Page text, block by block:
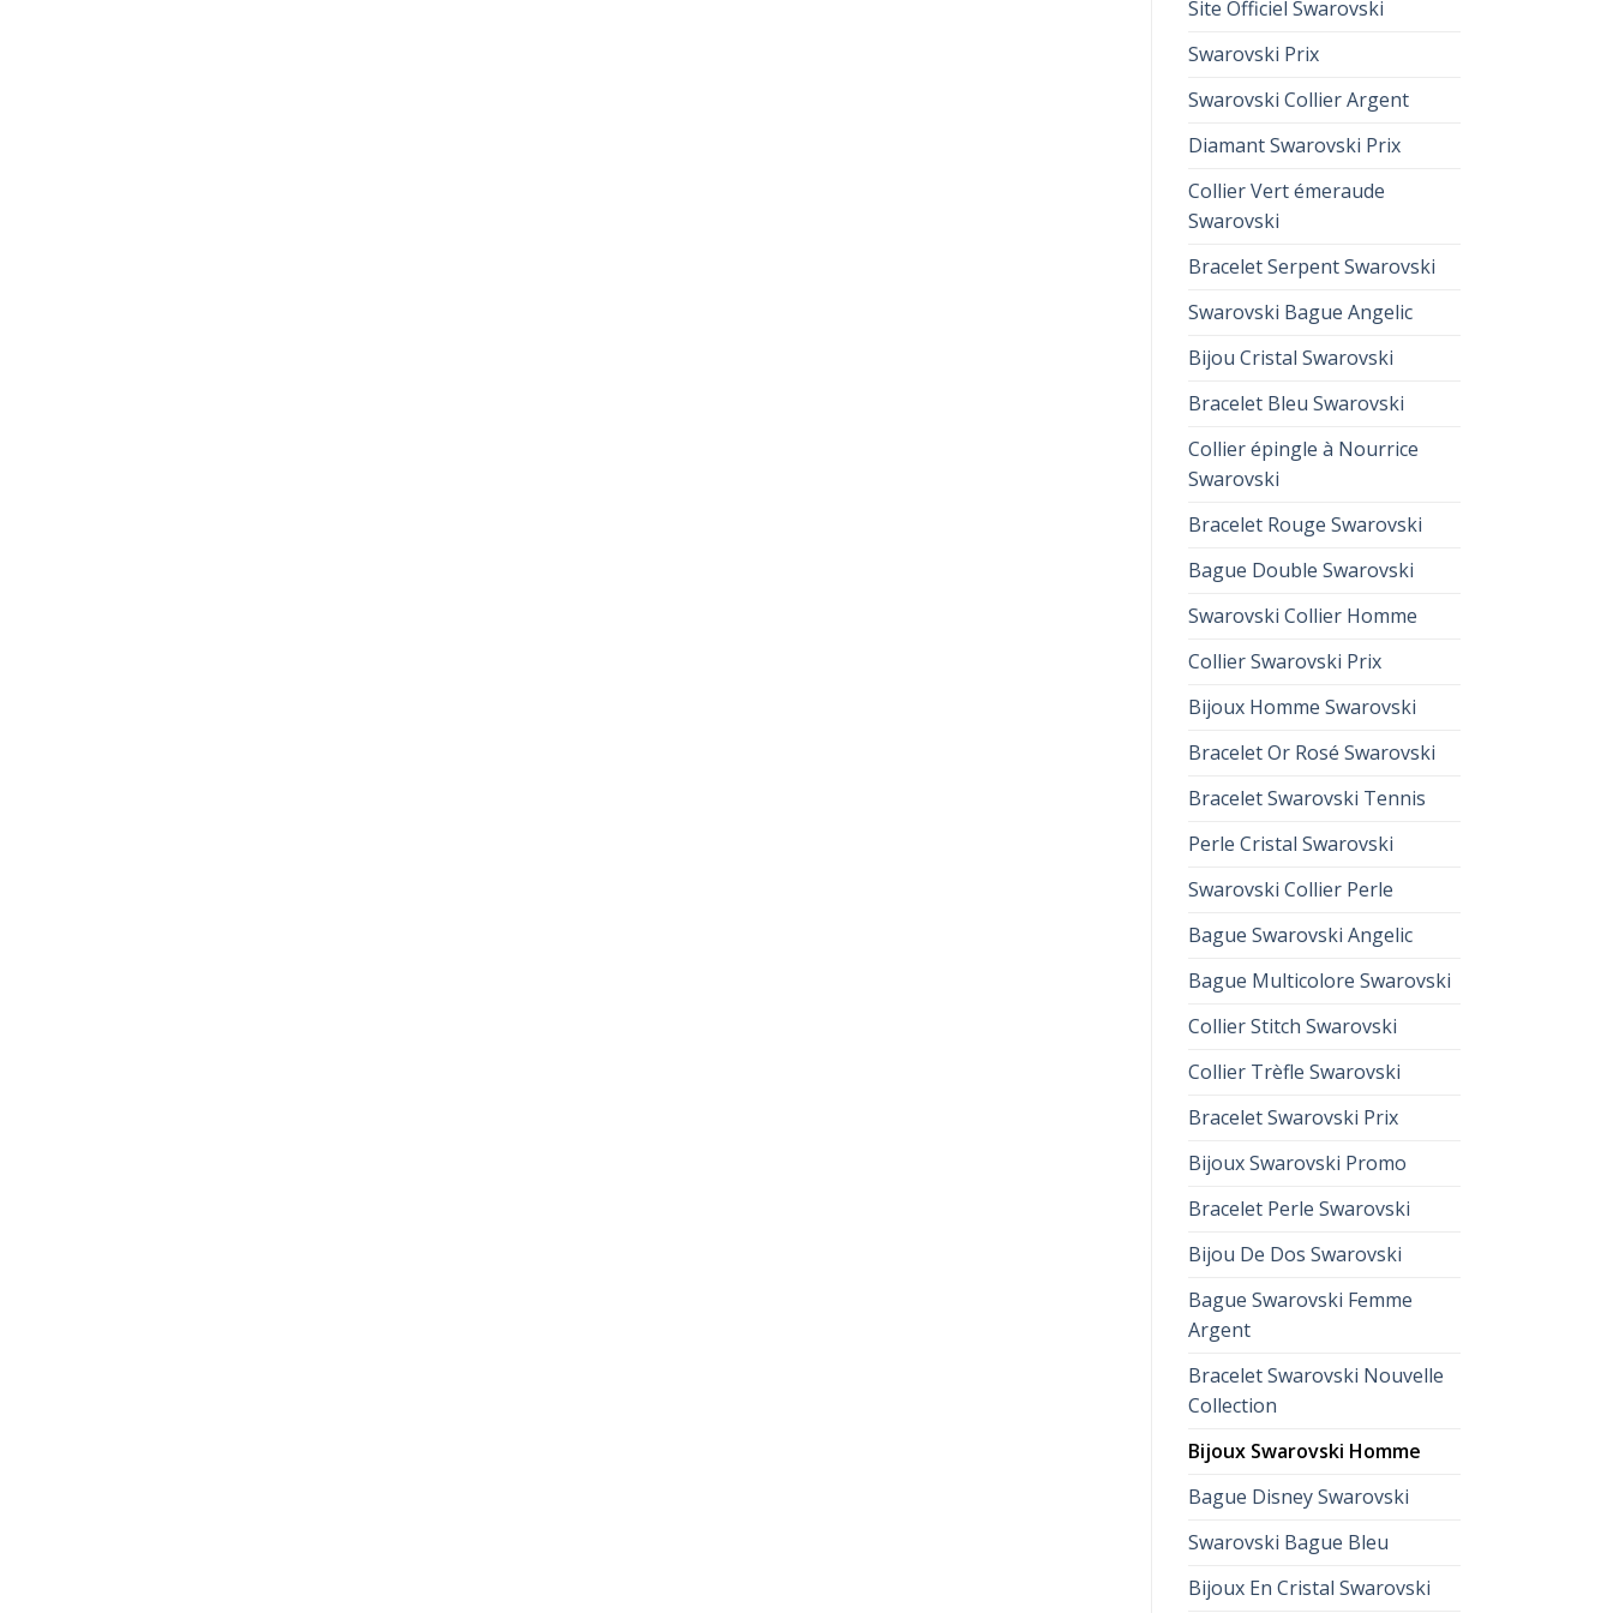
Site Officiel Swarovski
Swarovski Prix
Swarovski Collier Argent
Diamant Swarovski Prix
Collier Vert émeraude
Swarovski
Bracelet Serpent Swarovski
Swarovski Bague Angelic
Bijou Cristal Swarovski
Bracelet Bleu Swarovski
Collier épingle à Nourrice
Swarovski
Bracelet Rouge Swarovski
Bague Double Swarovski
Swarovski Collier Homme
Collier Swarovski Prix
Bijoux Homme Swarovski
Bracelet Or Rosé Swarovski
Bracelet Swarovski Tennis
Perle Cristal Swarovski
Swarovski Collier Perle
Bague Swarovski Angelic
Bague Multicolore Swarovski
Collier Stitch Swarovski
Collier Trèfle Swarovski
Bracelet Swarovski Prix
Bijoux Swarovski Promo
Bracelet Perle Swarovski
Bijou De Dos Swarovski
Bague Swarovski Femme
Argent
Bracelet Swarovski Nouvelle
Collection
Bijoux Swarovski Homme
Bague Disney Swarovski
Swarovski Bague Bleu
Bijoux En Cristal Swarovski